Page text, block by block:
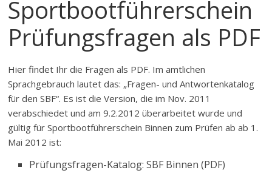
Sportbootführerschein
Prüfungsfragen als PDF
Hier findet Ihr die Fragen als PDF. Im amtlichen
Sprachgebrauch lautet das: „Fragen- und Antwortenkatalog
für den SBF“. Es ist die Version, die im Nov. 2011
verabschiedet und am 9.2.2012 überarbeitet wurde und
gültig für Sportbootführerschein Binnen zum Prüfen ab ab 1.
Mai 2012 ist:
Prüfungsfragen-Katalog: SBF Binnen (PDF)